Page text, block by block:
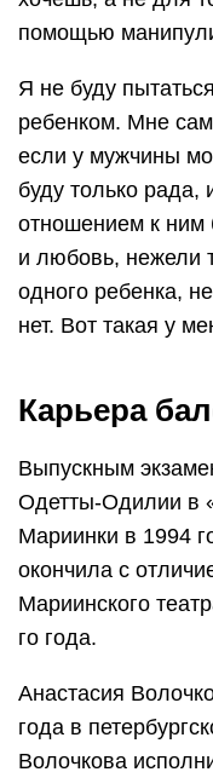
помощью
Я не буду
ребенком. Мне
если у мужчины
буду только рада,
отношением к ним
и любовь, нежели
одного ребенка,
нет. Вот такая у
Карьера
Выпускным
Одетты-Одилии в
Мариинки в 1994
окончила с
Мариинского
го года.
Анастасия
года в
Волочкова